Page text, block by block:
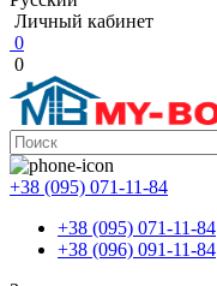
Личный кабинет
0
0
+38 (095) 071-11-84
+38 (095) 071-11-84
+38 (096) 091-11-84